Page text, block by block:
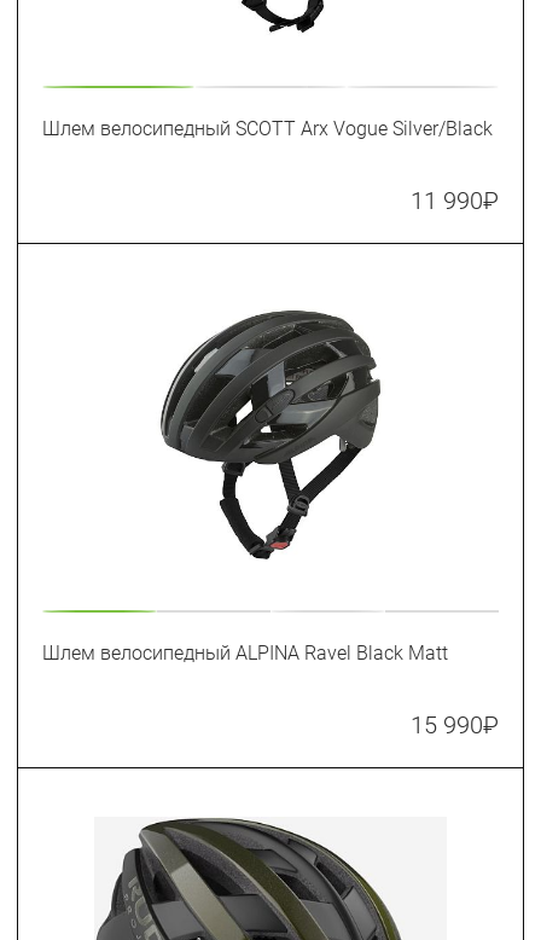
Шлем велосипедный SCOTT Arx Vogue Silver/Black
11 990₽
Шлем велосипедный ALPINA Ravel Black Matt
15 990₽